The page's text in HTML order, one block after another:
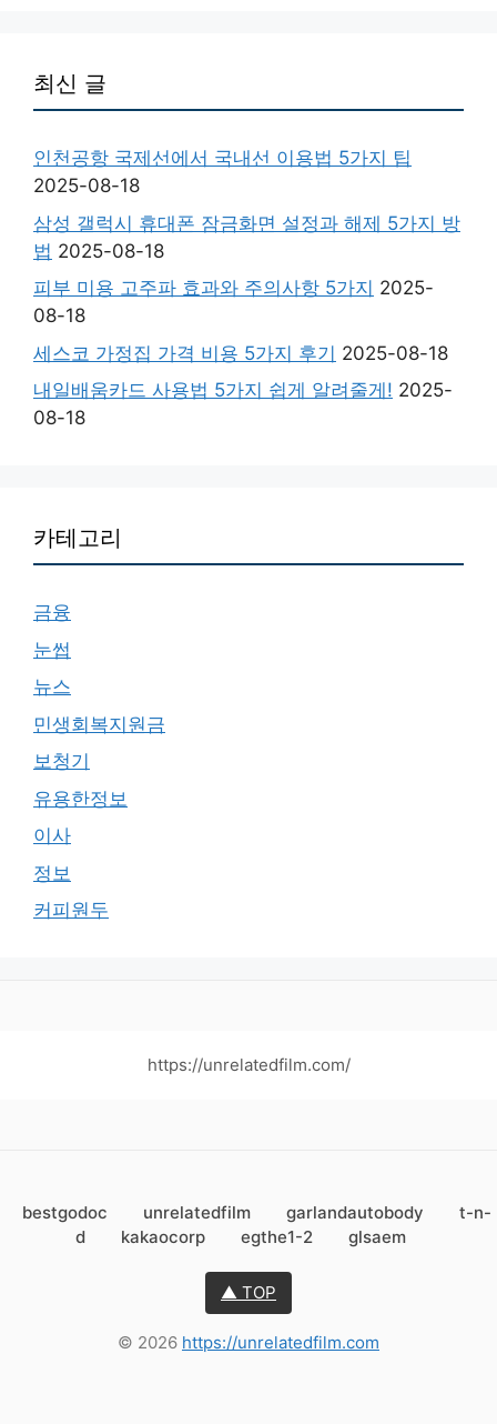
최신 글
인천공항 국제선에서 국내선 이용법 5가지 팁
2025-08-18
삼성 갤럭시 휴대폰 잠금화면 설정과 해제 5가지 방
법 2025-08-18
피부 미용 고주파 효과와 주의사항 5가지 2025-
08-18
세스코 가정집 가격 비용 5가지 후기 2025-08-18
내일배움카드 사용법 5가지 쉽게 알려줄게! 2025-
08-18
카테고리
금융
눈썹
뉴스
민생회복지원금
보청기
유용한정보
이사
정보
커피원두
https://unrelatedfilm.com/
bestgodoc unrelatedfilm garlandautobody
t-n-
d
kakaocorp egthe1-2 glsaem
▲ TOP
© 2026 https://unrelatedfilm.com